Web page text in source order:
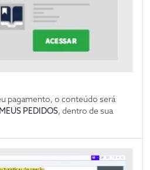
pagamento, o conteúdo será
MEUS PEDIDOS, dentro de sua